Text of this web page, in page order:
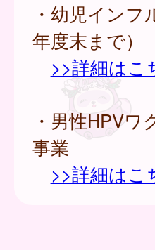
・幼児イン
年度末まで）
>>詳細はこ
・男性HPV
事業
>>詳細はこ